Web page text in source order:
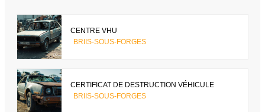
CENTRE VHU
BRIIS-SOUS-FORGES
CERTIFICAT DE DESTRUCTION VÉHICULE
BRIIS-SOUS-FORGES